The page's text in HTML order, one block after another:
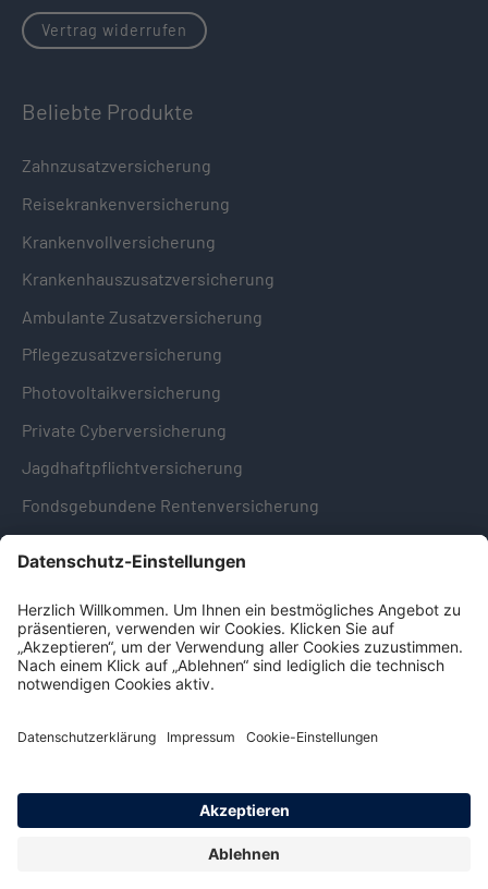
Vertrag widerrufen
Beliebte Produkte
Zahnzusatzversicherung
Reisekrankenversicherung
Krankenvollversicherung
Krankenhauszusatzversicherung
Ambulante Zusatzversicherung
Pflegezusatzversicherung
Photovoltaikversicherung
Private Cyberversicherung
Jagdhaftpflichtversicherung
Fondsgebundene Rentenversicherung
Hinweise & Informationen
Impressum
Datenschutz
Hinweisgebersystem -